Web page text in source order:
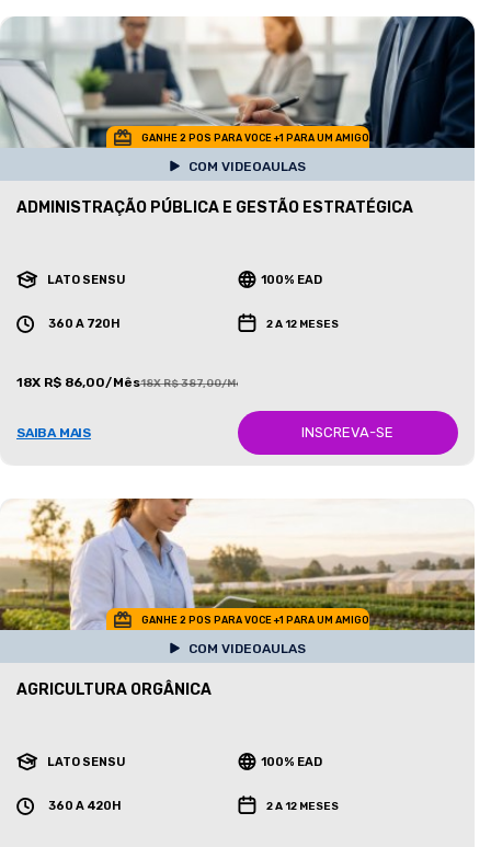
GANHE 2 POS PARA VOCE +1 PARA UM AMIGO
COM VIDEOAULAS
ADMINISTRAÇÃO PÚBLICA E GESTÃO ESTRATÉGICA
LATO SENSU 100% EAD
360 A 720H 2 A 12 MESES
18X R$ 86,00/Mês18X R$ 387,00/Mês
SAIBA MAIS INSCREVA-SE
GANHE 2 POS PARA VOCE +1 PARA UM AMIGO
COM VIDEOAULAS
AGRICULTURA ORGÂNICA
LATO SENSU 100% EAD
360 A 420H 2 A 12 MESES